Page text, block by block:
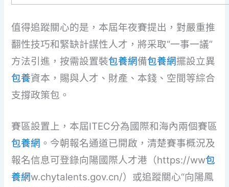
值得追蹤關心的是，本屆年夜賽提出，對嚴重推
翻性技巧和緊缺計謀性人才，將采取“一事一議”
方法引進，按需設置裝包養網備包養網擺設立異
包養資本，賜與人才、財產、本錢、空間等綜合
支撐政策包。
賽區設置上，本屆ITEC分為國際和海內兩個賽區
包養網 。今朝報名通道已開啟，清楚賽事概況及
報名信息可登錄向陽國際人才港（https://ww包
養網w.chytalents.gov.cn/）或追蹤關心“向陽鳳